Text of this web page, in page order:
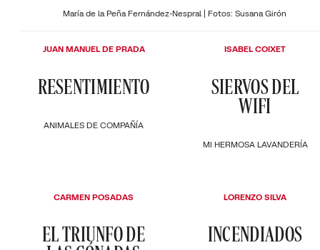
María de la Peña Fernández-Nespral | Fotos: Susana Girón
ANIMALES DE COMPAÑÍA
RESENTIMIENTO
JUAN MANUEL DE PRADA
MI HERMOSA LAVANDERÍA
SIERVOS DEL
WIFI
ISABEL COIXET
EL TRIUNFO DE
CARMEN POSADAS
INCENDIADOS
LORENZO SILVA